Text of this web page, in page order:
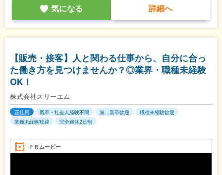
気になる 詳細へ
【販売・接客】人と関わる仕事から、自分に合っ
た働き方を見つけませんか？◎業界・職種未経験
OK！
株式会社スリーエム
正社員 既卒・社会人経験不問 第二新卒歓迎
職種未経験歓迎
業種未経験歓迎
完全週休2日制
ＰＲムービー